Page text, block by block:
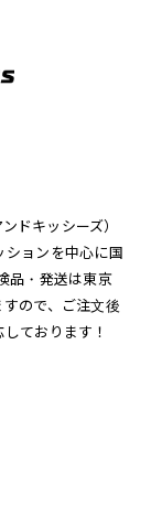
ドキッシーズ）
ションを中心に国
品・発送は東京
ので、ご注文後
ております！